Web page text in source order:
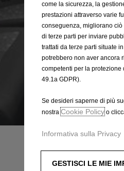
come la sicurezza, la
prestazioni attraverso varie
conseguenza, migliorano
di terze parti per inviare
trattati da terze parti situate
potrebbero non aver ancora
competenti per la protezione
49.1a GDPR).
Se desideri saperne di più
nostraCookie Policyo
Informativa sulla Privacy
GESTISCI LE MIE